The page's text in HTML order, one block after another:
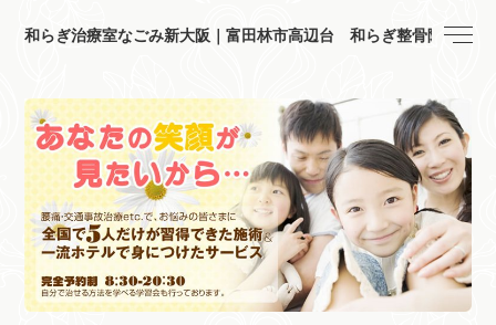
和らぎ治療室なごみ新大阪｜富田林市高辺台 和らぎ整骨院